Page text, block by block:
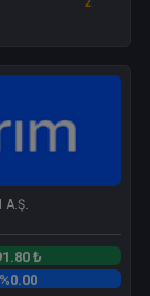
A.Ş.
₺
%0.00